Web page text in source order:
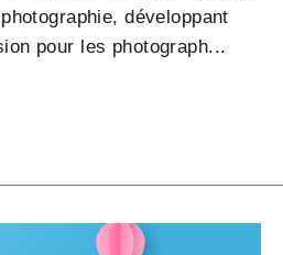
développant
pour les photograph...